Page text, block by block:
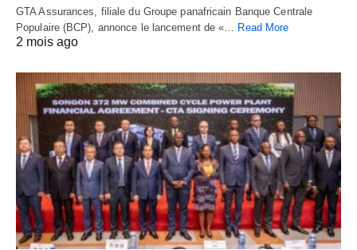
GTA Assurances, filiale du Groupe panafricain Banque Centrale
Populaire (BCP), annonce le lancement de «… Read More
2 mois ago